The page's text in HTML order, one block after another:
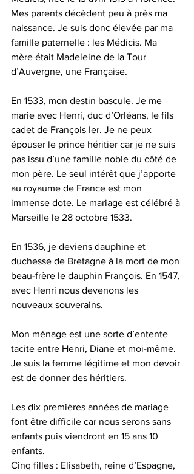
Mes parents décèdent peu à près ma
naissance. Je suis donc élevée par ma
famille paternelle : les Médicis. Ma
mère était Madeleine de la Tour
d’Auvergne, une Française.
En 1533, mon destin bascule. Je me
marie avec Henri, duc d’Orléans, le fils
cadet de François Ier. Je ne peux
épouser le prince héritier car je ne suis
pas issu d’une famille noble du côté de
mon père. Le seul intérêt que j’apporte
au royaume de France est mon
immense dote. Le mariage est célébré à
Marseille le 28 octobre 1533.
En 1536, je deviens dauphine et
duchesse de Bretagne à la mort de mon
beau-frère le dauphin François. En 1547,
avec Henri nous devenons les
nouveaux souverains.
Mon ménage est une sorte d’entente
tacite entre Henri, Diane et moi-même.
Je suis la femme légitime et mon devoir
est de donner des héritiers.
Les dix premières années de mariage
font être difficile car nous serons sans
enfants puis viendront en 15 ans 10
enfants.
Cinq filles : Elisabeth, reine d’Espagne,